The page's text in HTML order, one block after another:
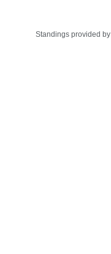
Standings provided by